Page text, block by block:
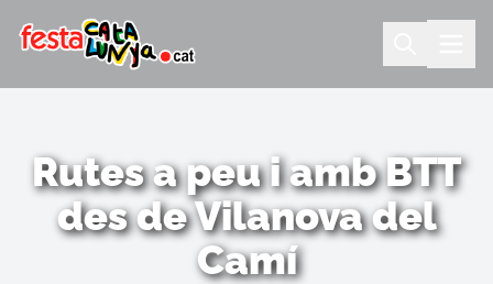
Rutes a peu i amb BTT
des de Vilanova del
Camí